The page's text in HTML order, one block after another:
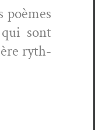
poèmes
sont
ryth­